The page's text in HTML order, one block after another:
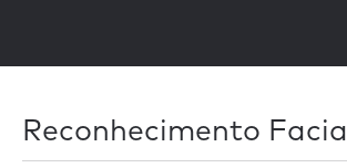
Reconhecimento Facial